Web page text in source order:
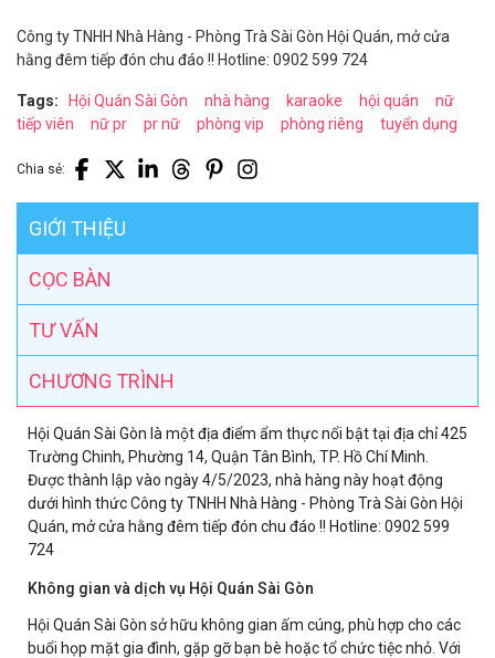
Công ty TNHH Nhà Hàng - Phòng Trà Sài Gòn Hội Quán, mở cửa
hằng đêm tiếp đón chu đáo !! Hotline: 0902 599 724
Tags: Hội Quán Sài Gòn nhà hàng karaoke hội quán
nữ
tiếp viên
nữ pr pr nữ phòng vip phòng riêng tuyển dụng
Chia sẻ:
GIỚI THIỆU
CỌC BÀN
TƯ VẤN
CHƯƠNG TRÌNH
​Hội Quán Sài Gòn là một địa điểm ẩm thực nổi bật tại địa chỉ 425
Trường Chinh, Phường 14, Quận Tân Bình, TP. Hồ Chí Minh.
Được thành lập vào ngày 4/5/2023, nhà hàng này hoạt động
dưới hình thức Công ty TNHH Nhà Hàng - Phòng Trà Sài Gòn Hội
Quán, mở cửa hằng đêm tiếp đón chu đáo !! Hotline: 0902 599
724
Không gian và dịch vụ Hội Quán Sài Gòn
Hội Quán Sài Gòn sở hữu không gian ấm cúng, phù hợp cho các
buổi họp mặt gia đình, gặp gỡ bạn bè hoặc tổ chức tiệc nhỏ. Với